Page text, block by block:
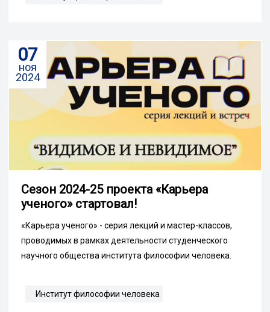
07
ноя
2024
Сезон 2024-25 проекта «Карьера
ученого» стартовал!
«Карьера ученого» - серия лекций и мастер-классов,
проводимых в рамках деятельности студенческого
научного общества института философии человека.
Институт философии человека